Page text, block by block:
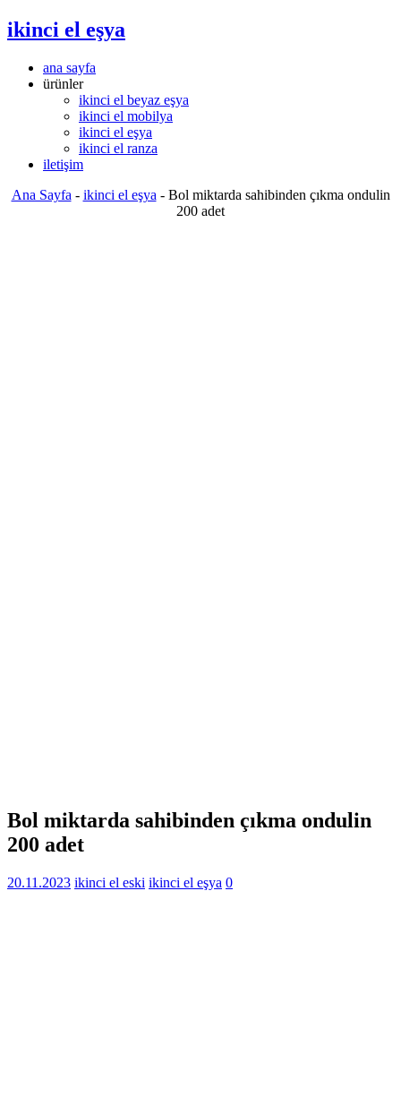
ikinci el eşya
ana sayfa
ürünler
ikinci el beyaz eşya
ikinci el mobilya
ikinci el eşya
ikinci el ranza
iletişim
Ana Sayfa - ikinci el eşya - Bol miktarda sahibinden çıkma ondulin
200 adet
Bol miktarda sahibinden çıkma ondulin
200 adet
20.11.2023 ikinci el eski ikinci el eşya 0